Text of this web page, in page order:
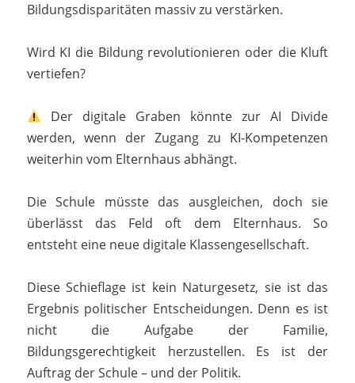
Bildungsdisparitäten massiv zu verstärken.
Wird KI die Bildung revolutionieren oder die Kluft
vertiefen?
Der digitale Graben könnte zur AI Divide
werden, wenn der Zugang zu KI-Kompetenzen
weiterhin vom Elternhaus abhängt.
Die Schule müsste das ausgleichen, doch sie
überlässt das Feld oft dem Elternhaus. So
entsteht eine neue digitale Klassengesellschaft.
Diese Schieflage ist kein Naturgesetz, sie ist das
Ergebnis politischer Entscheidungen. Denn es ist
nicht die Aufgabe der Familie,
Bildungsgerechtigkeit herzustellen. Es ist der
Auftrag der Schule – und der Politik.